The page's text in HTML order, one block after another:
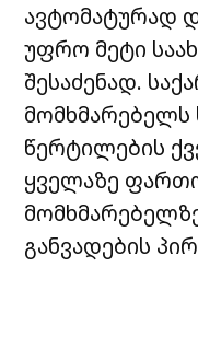
ავტომატურად
უფრო მეტი
შესაძენად.
მომხმარებელს
წერტილების
ყველაზე
განვადების